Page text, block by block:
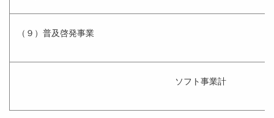
（９）普及啓発事業
ソフト事業計